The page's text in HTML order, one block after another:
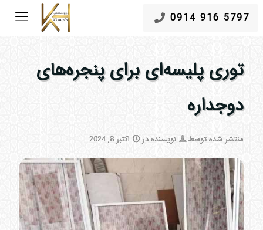
5797 916 0914
توری پلیسه‌ای برای پنجره‌های
دوجداره
منتشر شده توسط نویسندهدر اکتبر 8, 2024